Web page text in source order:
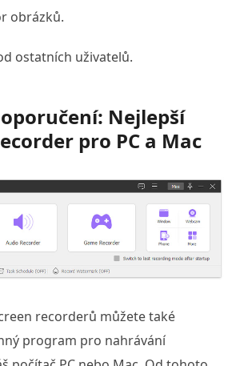
obrázků.
ostatních uživatelů.
Nejlepší
pro PC a Mac
recorderů můžete také
program pro nahrávání